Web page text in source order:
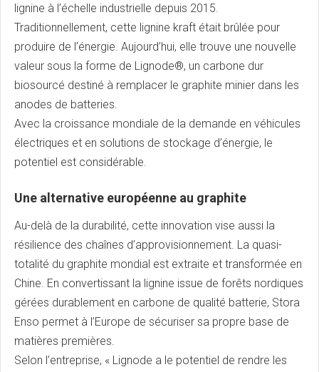
lignine à l’échelle industrielle depuis 2015.
Traditionnellement, cette lignine kraft était brûlée pour
produire de l’énergie. Aujourd’hui, elle trouve une nouvelle
valeur sous la forme de Lignode®, un carbone dur
biosourcé destiné à remplacer le graphite minier dans les
anodes de batteries.
Avec la croissance mondiale de la demande en véhicules
électriques et en solutions de stockage d’énergie, le
potentiel est considérable.
Une alternative européenne au graphite
Au-delà de la durabilité, cette innovation vise aussi la
résilience des chaînes d’approvisionnement. La quasi-
totalité du graphite mondial est extraite et transformée en
Chine. En convertissant la lignine issue de forêts nordiques
gérées durablement en carbone de qualité batterie, Stora
Enso permet à l’Europe de sécuriser sa propre base de
matières premières.
Selon l’entreprise, « Lignode a le potentiel de rendre les